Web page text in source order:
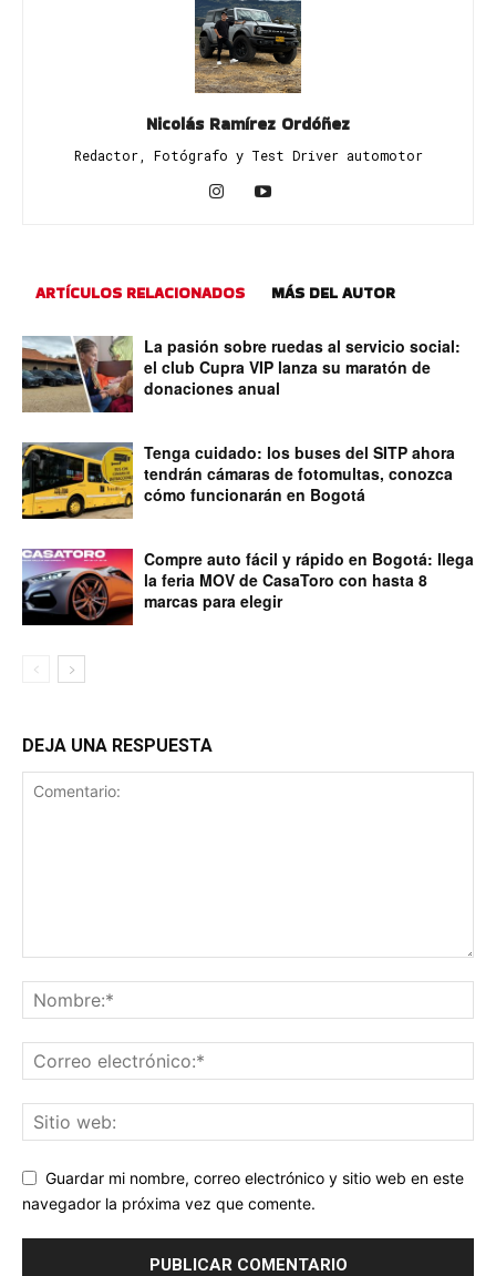
Nicolás Ramírez Ordóñez
Redactor, Fotógrafo y Test Driver automotor
ARTÍCULOS RELACIONADOS MÁS DEL AUTOR
La pasión sobre ruedas al servicio social:
el club Cupra VIP lanza su maratón de
donaciones anual
Tenga cuidado: los buses del SITP ahora
tendrán cámaras de fotomultas, conozca
cómo funcionarán en Bogotá
Compre auto fácil y rápido en Bogotá: llega
la feria MOV de CasaToro con hasta 8
marcas para elegir
DEJA UNA RESPUESTA
Guardar mi nombre, correo electrónico y sitio web en este
navegador la próxima vez que comente.